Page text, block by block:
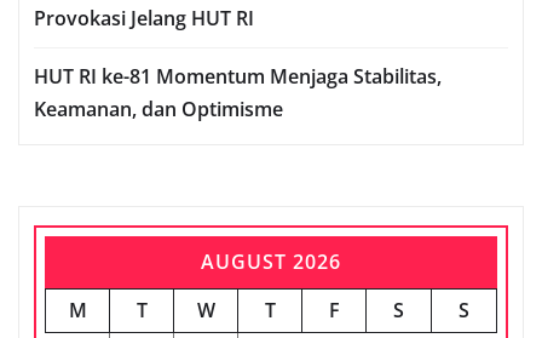
Provokasi Jelang HUT RI
HUT RI ke-81 Momentum Menjaga Stabilitas,
Keamanan, dan Optimisme
AUGUST 2026
M
T W T F S
S